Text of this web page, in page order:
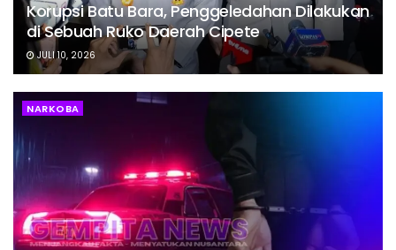
Korupsi Batu Bara, Penggeledahan Dilakukan
di Sebuah Ruko Daerah Cipete
JULI 10, 2026
NARKOBA